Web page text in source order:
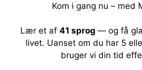
Kom i gang nu – med
Lær et af 41 sprog — og få
livet. Uanset om du har 5
bruger vi din tid